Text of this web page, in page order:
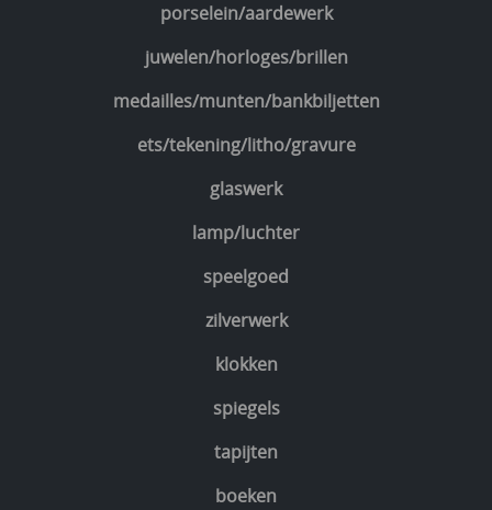
porselein/aardewerk
juwelen/horloges/brillen
medailles/munten/bankbiljetten
ets/tekening/litho/gravure
glaswerk
lamp/luchter
speelgoed
zilverwerk
klokken
spiegels
tapijten
boeken